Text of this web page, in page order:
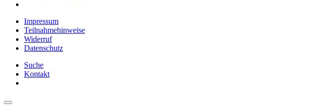
Impressum
Teilnahmehinweise
Widerruf
Datenschutz
Suche
Kontakt